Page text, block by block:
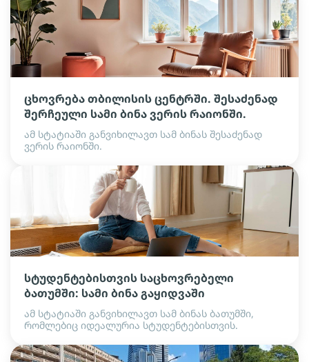
ცხოვრება თბილისის ცენტრში. შესაძენად
შერჩეული სამი ბინა ვერის რაიონში.
ამ სტატიაში განვიხილავთ სამ ბინას შესაძენად
ვერის რაიონში.
სტუდენტებისთვის საცხოვრებელი
ბათუმში: სამი ბინა გაყიდვაში
ამ სტატიაში განვიხილავთ სამ ბინას ბათუმში,
რომლებიც იდეალურია სტუდენტებისთვის.